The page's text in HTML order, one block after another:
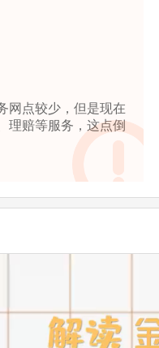
网点较少，但是现在
理赔等服务，这点倒